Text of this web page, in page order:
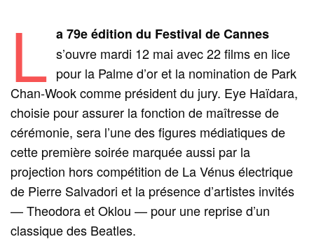
L a 79e édition du Festival de Cannes
s’ouvre mardi 12 mai avec 22 films en lice
pour la Palme d’or et la nomination de Park
Chan‑Wook comme président du jury. Eye Haïdara,
choisie pour assurer la fonction de maîtresse de
cérémonie, sera l’une des figures médiatiques de
cette première soirée marquée aussi par la
projection hors compétition de La Vénus électrique
de Pierre Salvadori et la présence d’artistes invités
— Theodora et Oklou — pour une reprise d’un
classique des Beatles.